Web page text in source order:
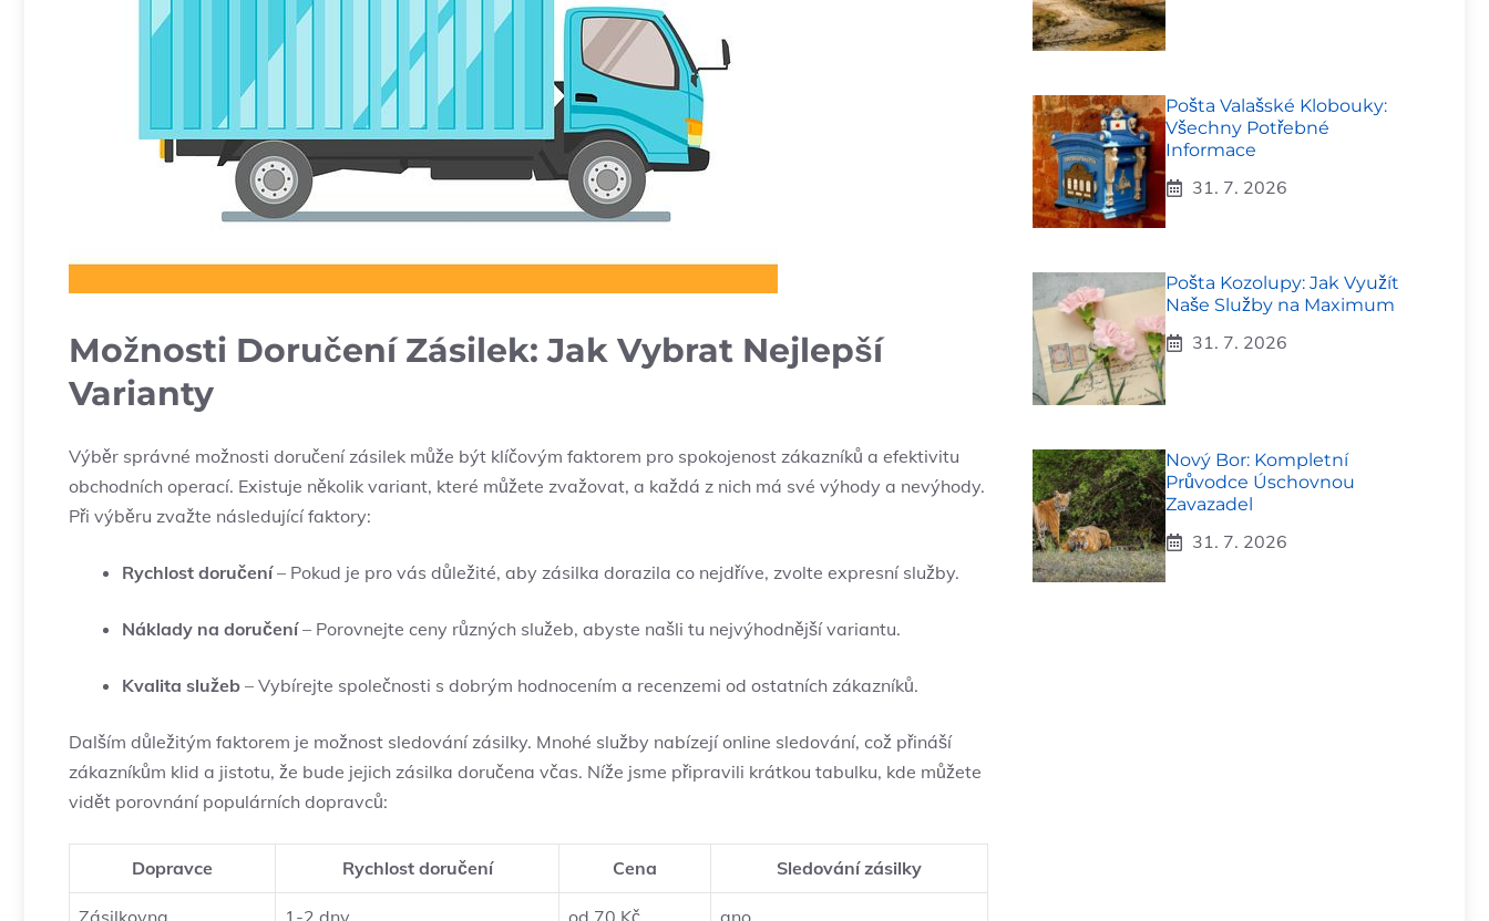
Možnosti Doručení Zásilek: Jak Vybrat Nejlepší
Varianty
Výběr správné možnosti doručení zásilek může být klíčovým faktorem pro spokojenost zákazníků a efektivitu
obchodních operací. Existuje několik variant, které můžete zvažovat, a každá z nich má své výhody a nevýhody.
Při výběru zvažte následující faktory:
Rychlost doručení– Pokud je pro vás důležité, aby zásilka dorazila co nejdříve, zvolte expresní služby.
Náklady na doručení– Porovnejte ceny různých služeb, abyste našli tu nejvýhodnější variantu.
Kvalita služeb – Vybírejte společnosti s dobrým hodnocením a recenzemi od ostatních zákazníků.
Dalším důležitým faktorem je možnost sledování zásilky. Mnohé služby nabízejí online sledování, což přináší
zákazníkům klid a jistotu, že bude jejich zásilka doručena včas. Níže jsme připravili krátkou tabulku, kde můžete
vidět porovnání populárních dopravců:
Dopravce Rychlost doručení Cena Sledování zásilky
Pošta Valašské Klobouky:
Všechny Potřebné
Informace
31. 7. 2026
Pošta Kozolupy: Jak Využít
Naše Služby na Maximum
31. 7. 2026
Nový Bor: Kompletní
Průvodce Úschovnou
Zavazadel
31. 7. 2026